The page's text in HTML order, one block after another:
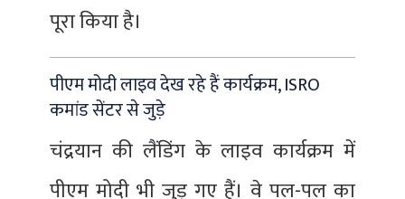
पूरा किया है।
पीएम मोदी लाइव देख रहे हैं कार्यक्रम, ISRO
कमांड सेंटर से जुड़े
चंद्रयान की लैंडिंग के लाइव कार्यक्रम में
पीएम मोदी भी जुड़ गए हैं। वे पल-पल का